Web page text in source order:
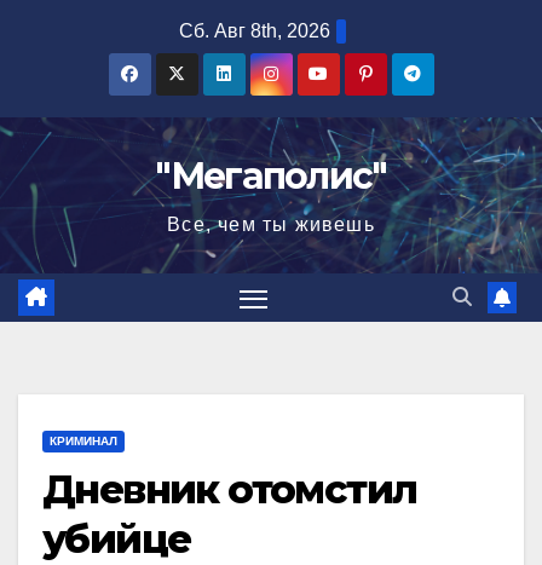
Сб. Авг 8th, 2026
"Мегаполис"
Все, чем ты живешь
КРИМИНАЛ
Дневник отомстил
убийце